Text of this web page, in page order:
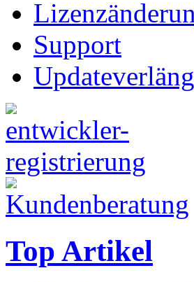
Support
Top Artikel